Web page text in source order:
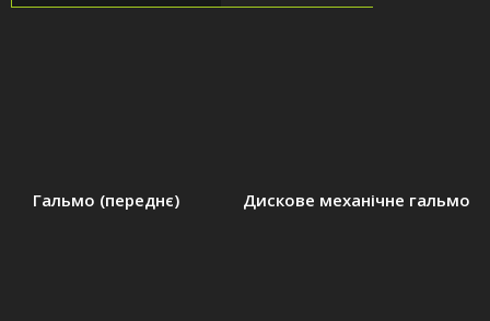
Гальмо (переднє) Дискове механічне гальмо